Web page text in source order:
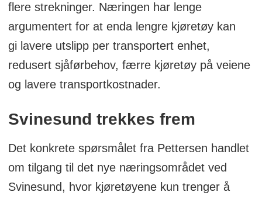
flere strekninger. Næringen har lenge
argumentert for at enda lengre kjøretøy kan
gi lavere utslipp per transportert enhet,
redusert sjåførbehov, færre kjøretøy på veiene
og lavere transportkostnader.
Svinesund trekkes frem
Det konkrete spørsmålet fra Pettersen handlet
om tilgang til det nye næringsområdet ved
Svinesund, hvor kjøretøyene kun trenger å